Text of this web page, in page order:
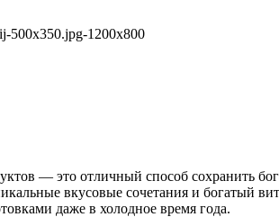
— это отличный способ сохранить
вкусовые сочетания и богатый
даже в холодное время года.